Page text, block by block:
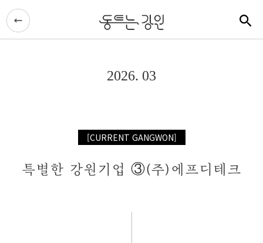
2026. 03
[CURRENT GANGWON]
특별한 강원기업 ③(주)에프디테크